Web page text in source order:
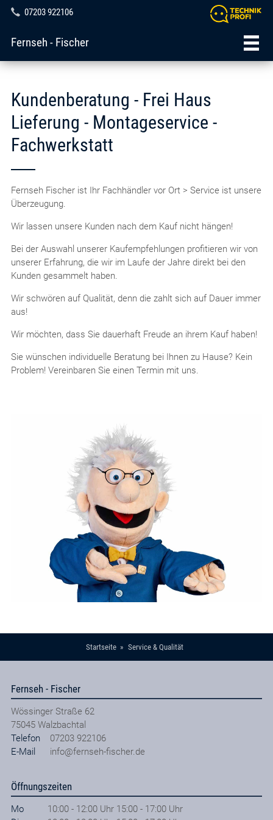
07203 922106
Fernseh - Fischer
Kundenberatung - Frei Haus
Lieferung - Montageservice -
Fachwerkstatt
Fernseh Fischer ist Ihr Fachhändler vor Ort > Service ist unsere
Überzeugung.
Wir lassen unsere Kunden nach dem Kauf nicht hängen!
Bei der Auswahl unserer Kaufempfehlungen profitieren wir von
unserer Erfahrung, die wir im Laufe der Jahre direkt bei den
Kunden gesammelt haben.
Wir schwören auf Qualität, denn die zahlt sich auf Dauer immer
aus!
Wir möchten, dass Sie dauerhaft Freude an ihrem Kauf haben!
Sie wünschen individuelle Beratung bei Ihnen zu Hause? Kein
Problem! Vereinbaren Sie einen Termin mit uns.
Startseite Service & Qualität
Fernseh - Fischer
Wössinger Straße 62
75045 Walzbachtal
Telefon
07203 922106
E-Mail
info@fernseh-fischer.de
Öffnungszeiten
Mo
10:00 - 12:00 Uhr 15:00 - 17:00 Uhr